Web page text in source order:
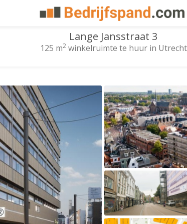
Lange Jansstraat 3
125 m2winkelruimte te huur in Utrecht